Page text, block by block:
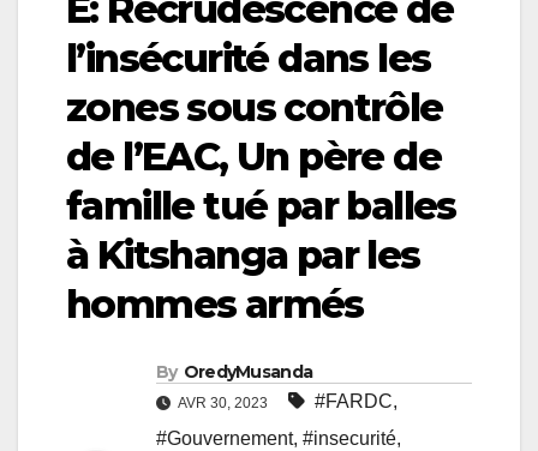
l’insécurité dans les
zones sous contrôle
de l’EAC, Un père de
famille tué par balles
à Kitshanga par les
hommes armés
By OredyMusanda
AVR 30, 2023 #FARDC,
#Gouvernement, #insecurité,